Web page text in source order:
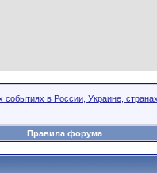
событиях в России, Украине,
Правила форума